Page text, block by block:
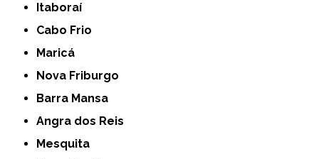
Itaboraí
Cabo Frio
Maricá
Nova Friburgo
Barra Mansa
Angra dos Reis
Mesquita